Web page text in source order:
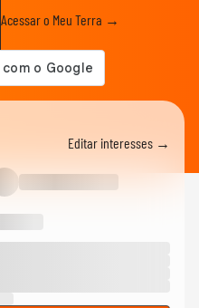
Acessar o Meu Terra →
Editar interesses →